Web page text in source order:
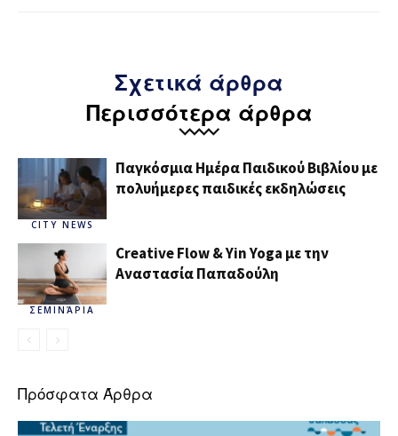
Σχετικά άρθρα
Περισσότερα άρθρα
CITY NEWS
Παγκόσμια Ημέρα Παιδικού Βιβλίου με
πολυήμερες παιδικές εκδηλώσεις
ΣΕΜΙΝΆΡΙΑ
Creative Flow & Yin Yoga με την
Αναστασία Παπαδούλη
Πρόσφατα Άρθρα